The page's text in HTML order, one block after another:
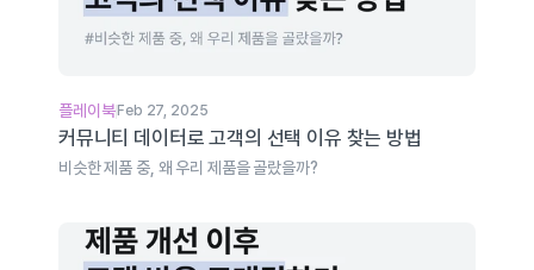
플레이북 Feb 27, 2025
커뮤니티 데이터로 고객의 선택 이유 찾는 방법
비슷한 제품 중, 왜 우리 제품을 골랐을까?